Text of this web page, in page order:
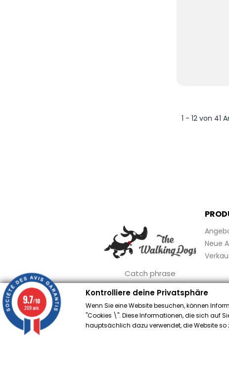
1 - 12 von 41
Catch phrase
Neue
Kontrolliere deine Privatsphäre
Wenn Sie eine Website besuchen, können
"Cookies \". Diese Informationen, die sich auf
hauptsächlich dazu verwendet, die Website so
9.7/10
269 avis